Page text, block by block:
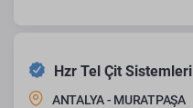
Hzr Tel Çit Sistemleri
ANTALYA - MURATPAŞA